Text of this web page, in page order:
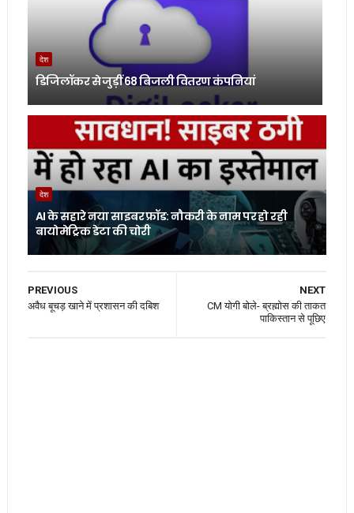
देश
डिजिलॉकर से जुड़ीं 68 बिजली वितरण कंपनियां
देश
AI के सहारे नया साइबर फ्रॉड: नौकरी के नाम पर हो रही
बायोमेट्रिक डेटा की चोरी
NEXT
CM योगी बोले- ब्रह्मोस की ताकत
पाकिस्तान से पूछिए
PREVIOUS
अवैध बूचड़ खाने में प्रशासन की दबिश